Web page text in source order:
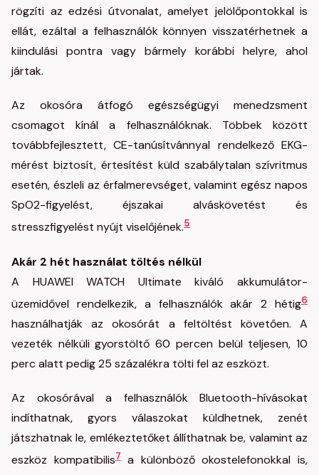
rögzíti az edzési útvonalat, amelyet jelölőpontokkal is
ellát, ezáltal a felhasználók könnyen visszatérhetnek a
kiindulási pontra vagy bármely korábbi helyre, ahol
jártak.
Az okosóra átfogó egészségügyi menedzsment
csomagot kínál a felhasználóknak. Többek között
továbbfejlesztett, CE-tanúsítvánnyal rendelkező EKG-
mérést biztosít, értesítést küld szabálytalan szívritmus
esetén, észleli az érfalmerevséget, valamint egész napos
SpO2-figyelést, éjszakai alváskövetést és
stresszfigyelést nyújt viselőjének.5
Akár 2 hét használat töltés nélkül
A HUAWEI WATCH Ultimate kiváló akkumulátor-
üzemidővel rendelkezik, a felhasználók akár 2 hétig6
használhatják az okosórát a feltöltést követően. A
vezeték nélküli gyorstöltő 60 percen belül teljesen, 10
perc alatt pedig 25 százalékra tölti fel az eszközt.
Az okosórával a felhasználók Bluetooth-hívásokat
indíthatnak, gyors válaszokat küldhetnek, zenét
játszhatnak le, emlékeztetőket állíthatnak be, valamint az
eszköz kompatibilis7a különböző okostelefonokkal is,